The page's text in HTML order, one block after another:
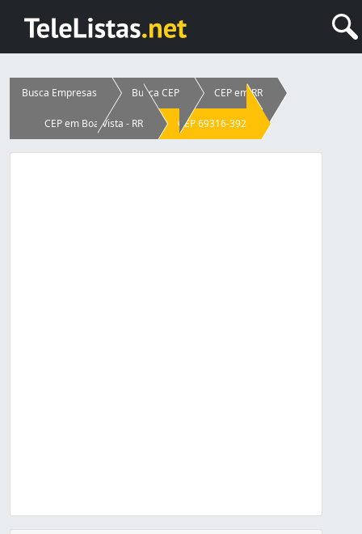
Busca Empresas Busca CEP CEP em RR
CEP em Boa Vista - RR CEP 69316-392